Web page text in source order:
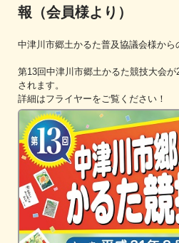
報（会員様より）
中津川市郷土かるた普及協議会様から
第13回中津川市郷土かるた競技大会
されます。
詳細はフライヤーをご覧ください！